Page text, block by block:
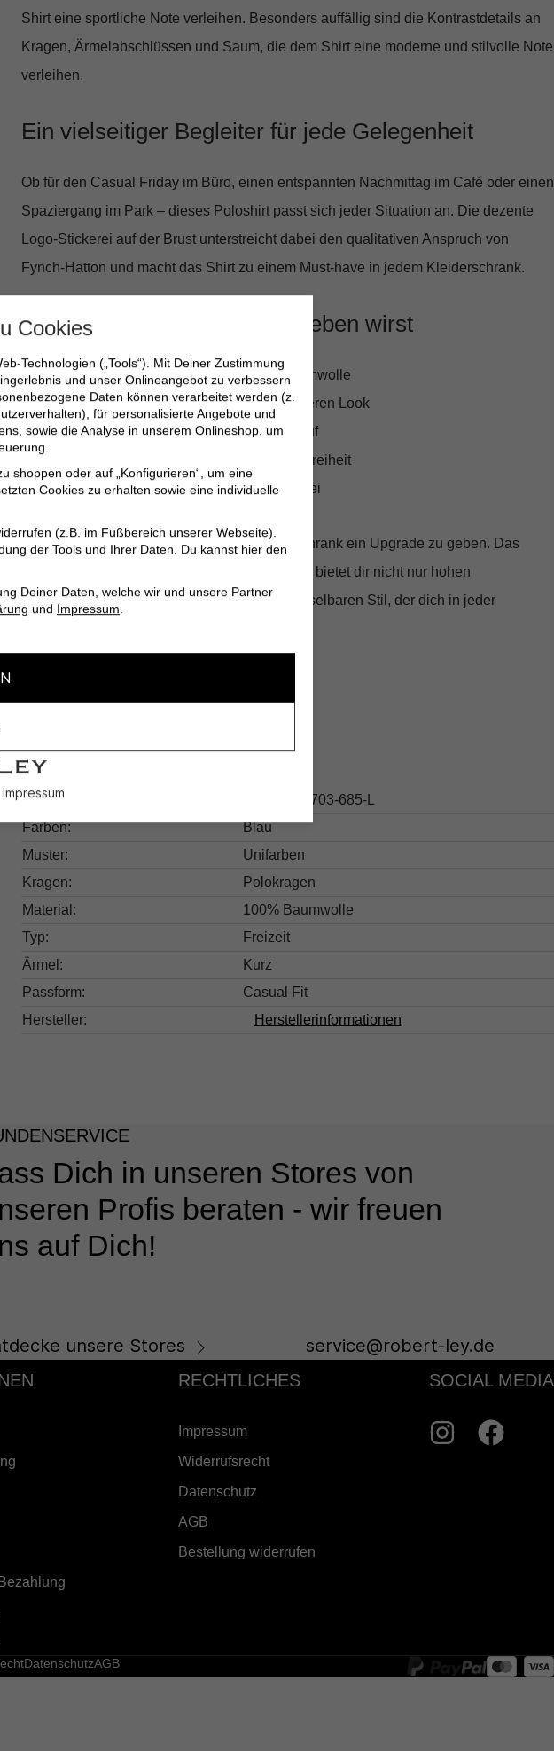
Shirt eine sportliche Note verleihen. Besonders auffällig sind die Kontrastdetailsan
Kragen, Ärmelabschlüssen und Saum, die dem Shirt eine moderne und stilvolle Note
verleihen.
Ein vielseitiger Begleiter für jede Gelegenheit
Ob für den Casual Friday im Büro, einen entspannten Nachmittag im Café oder einen
Spaziergang im Park – dieses Poloshirt passt sich jeder Situation an. Die dezente
Logo-Stickerei auf der Brust unterstreicht dabei den qualitativen Anspruch von
Fynch-Hatton und macht das Shirt zu einem Must-have in jedem Kleiderschrank.
Warum du dieses Poloshirt lieben wirst
Angenehmes Tragegefühl dank reiner Baumwolle
Modische Kontrastdetails für einen besonderen Look
Vielseitig kombinierbar für Freizeit und Beruf
Lockere Passform für optimale Bewegungsfreiheit
Stilvolles Design mit dezenter Logo-Stickerei
Verpasse nicht die Chance, deinem Kleiderschrank ein Upgrade zu geben. Das
bietet dir nicht nur hohen
Tragekomfort, sondern auch einen unverwechselbaren Stil, der dich in jeder
Produktdetails
Produktnummer:
126.16031703-685-L
Farben:
Blau
Muster:
Unifarben
Kragen:
Polokragen
Material:
100% Baumwolle
Typ:
Freizeit
Ärmel:
Kurz
Passform:
Casual Fit
Hersteller:
Herstellerinformationen
Dich in unseren Stores von
Profis beraten - wir freuen
auf Dich!
unsere Stores service@robert-ley.de
RECHTLICHES
Impressum
Widerrufsrecht
Datenschutz
AGB
Bestellung widerrufen
SOCIAL MEDIA
DatenschutzAGB
Cookies
Technologien („Tools“). Mit Deiner Zustimmung
und unser Onlineangebot zu verbessern
Daten können verarbeitet werden (z.
für personalisierte Angebote und
sowie die Analyse in unserem Onlineshop, um
shoppen oder auf „Konfigurieren“, um eine
Cookies zu erhalten sowie eine individuelle
(z.B. im Fußbereich unserer Webseite).
der Tools und Ihrer Daten. Du kannst hier den
Deiner Daten, welche wir und unsere Partner
und Impressum.
Impressum